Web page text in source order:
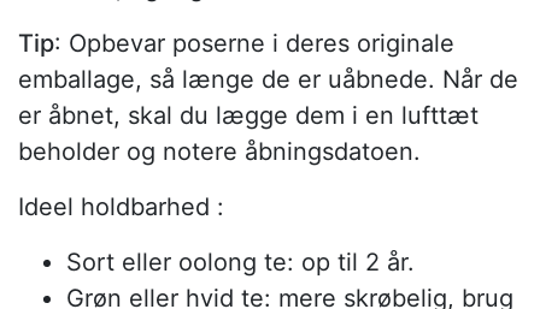
Tip: Opbevar poserne i deres originale
emballage, så længe de er uåbnede. Når de
er åbnet, skal du lægge dem i en lufttæt
beholder og notere åbningsdatoen.
Ideel holdbarhed :
Sort eller oolong te: op til 2 år.
Grøn eller hvid te: mere skrøbelig, brug